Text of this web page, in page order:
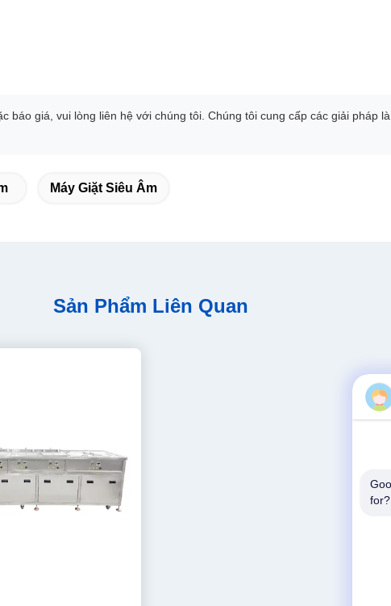
báo giá, vui lòng liên hệ với chúng tôi. Chúng tôi cung cấp các giải pháp
Máy Giặt Siêu Âm
Sản Phẩm Liên Quan
for?